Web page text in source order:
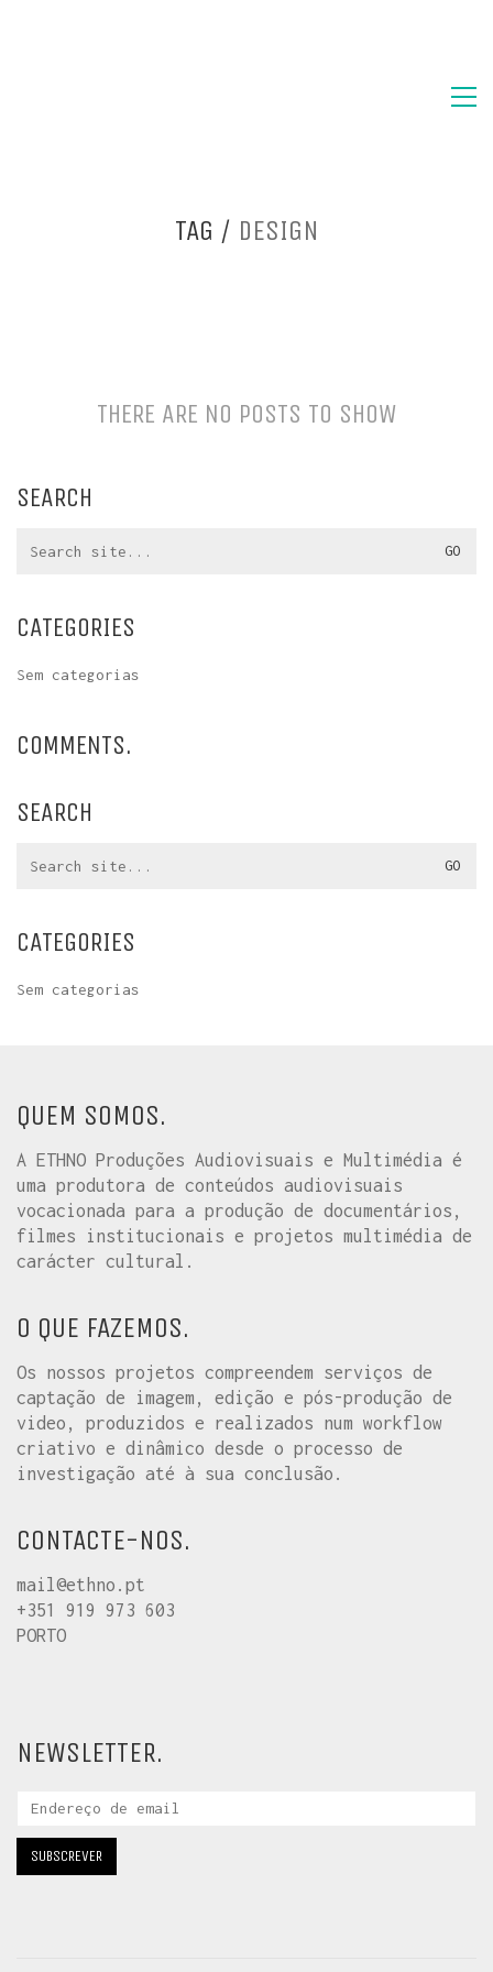
TAG / DESIGN
THERE ARE NO POSTS TO SHOW
SEARCH
for:
CATEGORIES
Sem categorias
COMMENTS.
SEARCH
for:
CATEGORIES
Sem categorias
QUEM SOMOS.
A ETHNO Produções Audiovisuais e Multimédia é
uma produtora de conteúdos audiovisuais
vocacionada para a produção de documentários,
filmes institucionais e projetos multimédia de
carácter cultural.
O QUE FAZEMOS.
Os nossos projetos compreendem serviços de
captação de imagem, edição e pós-produção de
video, produzidos e realizados num workflow
criativo e dinâmico desde o processo de
investigação até à sua conclusão.
CONTACTE-NOS.
mail@ethno.pt
+351 919 973 603
PORTO
NEWSLETTER.